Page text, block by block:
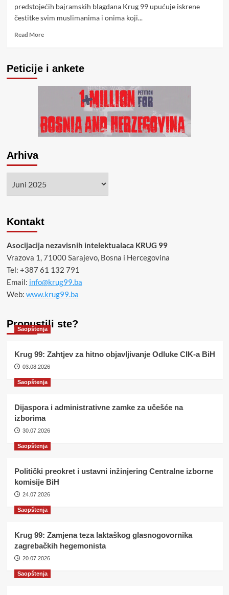
namjera
predstojećih bajramskih blagdana Krug 99 upućuje iskrene
čestitke svim muslimanima i onima koji...
Read MoreRead
čestitka:
Peticije i ankete
Arhiva
Kontakt
Asocijacija nezavisnih intelektualaca KRUG 99
Vrazova 1, 71000 Sarajevo, Bosna i Hercegovina
Tel: +387 61 132 791
Email: info@krug99.ba
Web: www.krug99.ba
Propustili ste?
Saopštenja
Krug 99: Zahtjev za hitno objavljivanje Odluke CIK-a BiH
03.08.2026
Saopštenja
Dijaspora i administrativne zamke za učešće na
izborima
30.07.2026
Saopštenja
Politički preokret i ustavni inžinjering Centralne izborne
komisije BiH
24.07.2026
Saopštenja
Krug 99: Zamjena teza laktaškog glasnogovornika
zagrebačkih hegemonista
20.07.2026
Saopštenja